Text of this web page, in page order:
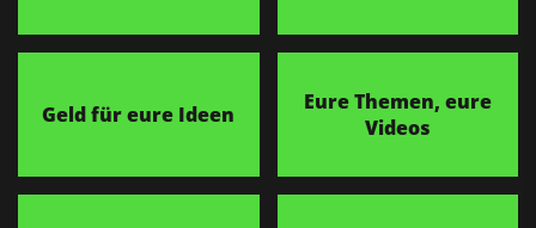
Geld für eure Ideen
Eure Themen, eure
Videos